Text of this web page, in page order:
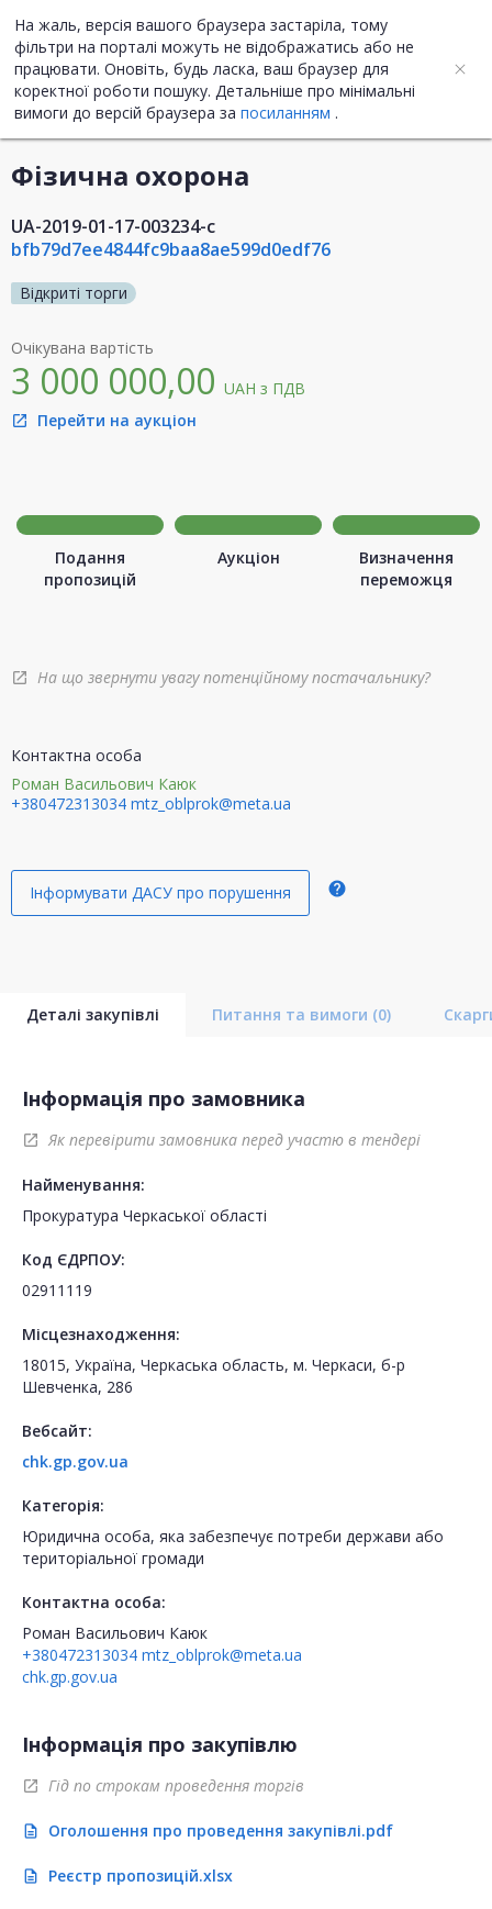
На жаль, версія вашого браузера застаріла, тому
фільтри на порталі можуть не відображатись або не
працювати. Оновіть, будь ласка, ваш браузер для
коректної роботи пошуку. Детальніше про мінімальні
вимоги до версій браузера за посиланням .
UA ENG
Інформація про закупівлю
Фізична охорона
UA-2019-01-17-003234-c
bfb79d7ee4844fc9baa8ae599d0edf76
Відкриті торги
Очікувана вартість
3 000 000,00 UAH з ПДВ
open_in_new Перейти на аукціон
Подання
пропозицій
Аукціон
Визначення
переможця
open_in_new На що звернути увагу потенційному постачальнику?
Контактна особа
Роман Васильович Каюк
+380472313034 mtz_oblprok@meta.ua
Інформувати ДАСУ про порушення help
Деталі закупівлі Питання та вимоги (0)
Інформація про замовника
open_in_new Як перевірити замовника перед участю в тендері
Найменування:
Прокуратура Черкаської області
Код ЄДРПОУ:
02911119
Місцезнаходження:
18015, Україна, Черкаська область, м. Черкаси, б-р
Шевченка, 286
Вебсайт:
chk.gp.gov.ua
Категорія:
Юридична особа, яка забезпечує потреби держави або
територіальної громади
Контактна особа:
Роман Васильович Каюк
+380472313034 mtz_oblprok@meta.ua
chk.gp.gov.ua
Інформація про закупівлю
open_in_new Гід по строкам проведення торгів
description Оголошення про проведення закупівлі.pdf
description Реєстр пропозицій.xlsx